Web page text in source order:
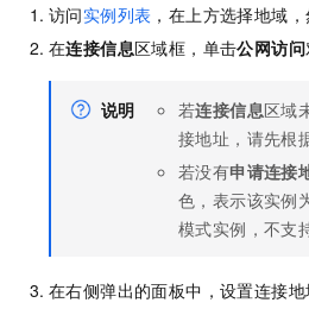
访问实例列表 ，在上方选择地域
在连接信息区域框，单击公网访问
说明 若连接信息区域
接地址，请先根
若没有申请连接
色，表示该实例
模式实例，不支
在右侧弹出的面板中，设置连接地